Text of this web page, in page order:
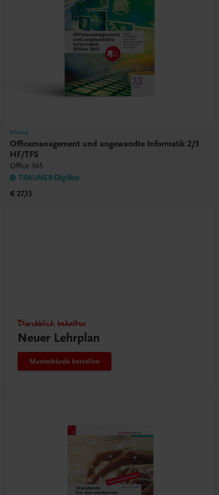
Bildung
Officemanagement und angewandte Informatik 2/3
HF/TFS
Office 365
TRAUNER-DigiBox
€ 27,13
Durchblick behalten
Neuer Lehrplan
Musterbände bestellen